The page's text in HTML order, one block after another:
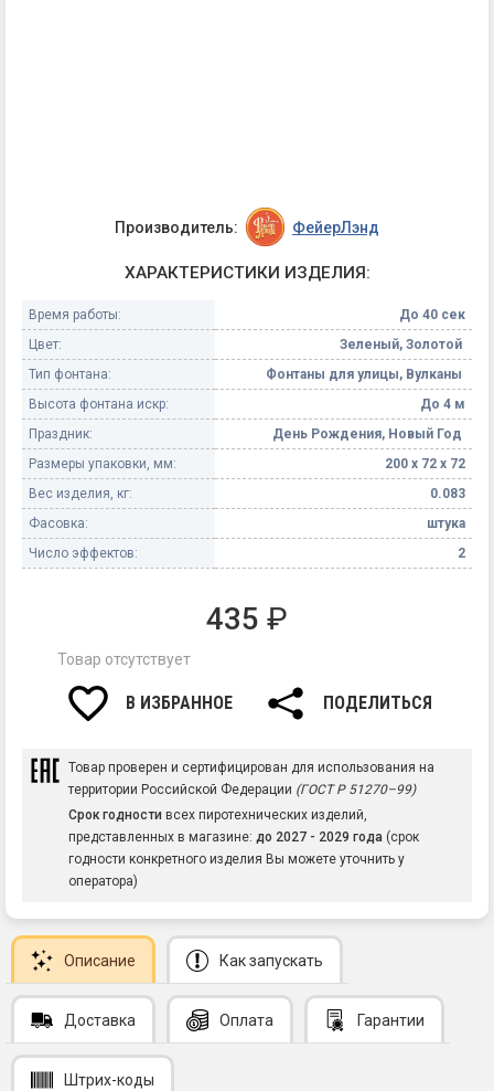
Производитель: ФейерЛэнд
ХАРАКТЕРИСТИКИ ИЗДЕЛИЯ:
Время работы:
До 40 сек
Цвет:
Зеленый, Золотой
Тип фонтана:
Фонтаны для улицы, Вулканы
Высота фонтана искр:
До 4 м
Праздник:
День Рождения, Новый Год
Размеры упаковки, мм:
200 х 72 х 72
Вес изделия, кг:
0.083
Фасовка:
штука
Число эффектов:
2
435 ₽
Товар отсутствует
В ИЗБРАННОЕ ПОДЕЛИТЬСЯ
Товар проверен и сертифицирован для использования на
территории Российской Федерации (ГОСТ Р 51270–99)
Срок годности всех пиротехнических изделий,
представленных в магазине: до 2027 - 2029 года (срок
годности конкретного изделия Вы можете уточнить у
оператора)
Описание Как запускать
Доставка Оплата Гарантии
Штрих-коды